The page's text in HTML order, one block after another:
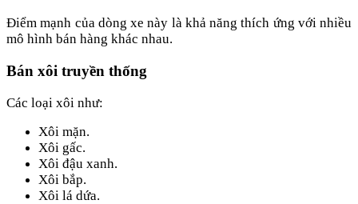
Điểm mạnh của dòng xe này là khả năng thích ứng với nhiều
mô hình bán hàng khác nhau.
Bán xôi truyền thống
Các loại xôi như:
Xôi mặn.
Xôi gấc.
Xôi đậu xanh.
Xôi bắp.
Xôi lá dứa.